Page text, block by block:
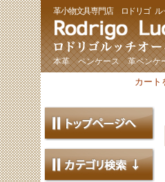
革小物文具専門店 ロドリゴ ル
本革 ペンケース 革ペンケ
カート